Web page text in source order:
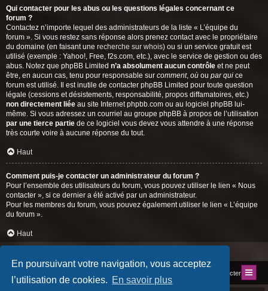
En poursuivant votre navigation, vous acceptez
l’utilisation de cookies. En savoir plus
Qui contacter pour les abus ou les questions légales concernant ce
forum ?
Contactez n’importe lequel des administrateurs de la liste « L’équipe du
forum ». Si vous restez sans réponse alors prenez contact avec le propriétaire
du domaine (en faisant une recherche sur whois) ou si un service gratuit est
utilisé (exemple : Yahoo!, Free, f2s.com, etc.), avec le service de gestion ou des
abus. Notez que phpBB Limited n’a absolument aucun contrôle et ne peut
être, en aucun cas, tenu pour responsable sur comment, où ou par qui ce
forum est utilisé. Il est inutile de contacter phpBB Limited pour toute question
légale (cessions et désistements, responsabilité, propos diffamatoires, etc.)
non directement liée au site Internet phpbb.com ou au logiciel phpBB lui-
même. Si vous adressez un courriel au groupe phpBB à propos de l’utilisation
par une tierce partie de ce logiciel vous devez vous attendre à une réponse
très courte voire à aucune réponse du tout.
Haut
Comment puis-je contacter un administrateur du forum ?
Pour l’ensemble des utilisateurs du forum, vous pouvez utiliser le lien « Nous
contacter », si ce dernier a été activé par un administrateur.
Pour les membres du forum, vous pouvez également utiliser le lien « L’équipe
du forum ».
Haut
Nous contacter